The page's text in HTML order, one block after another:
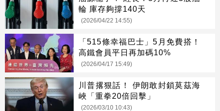
輪 庫存夠撐140天
(2026/04/22 14:55)
「515條幸福巴士」5月免費搭！
高鐵會員平日再加碼10%
(2026/04/17 15:49)
川普撂狠話！ 伊朗敢封鎖莫茲海
峽「重拳20倍回擊」
(2026/03/10 10:43)